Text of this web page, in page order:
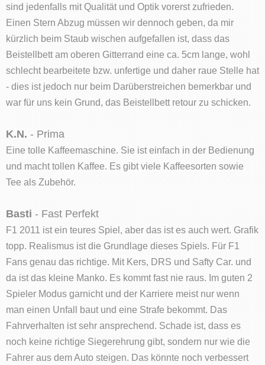
sind jedenfalls mit Qualität und Optik vorerst zufrieden.
Einen Stern Abzug müssen wir dennoch geben, da mir
kürzlich beim Staub wischen aufgefallen ist, dass das
Beistellbett am oberen Gitterrand eine ca. 5cm lange, wohl
schlecht bearbeitete bzw. unfertige und daher raue Stelle hat
- dies ist jedoch nur beim Darüberstreichen bemerkbar und
war für uns kein Grund, das Beistellbett retour zu schicken.
K.N. - Prima
Eine tolle Kaffeemaschine. Sie ist einfach in der Bedienung
und macht tollen Kaffee. Es gibt viele Kaffeesorten sowie
Tee als Zubehör.
Basti - Fast Perfekt
F1 2011 ist ein teures Spiel, aber das ist es auch wert. Grafik
topp. Realismus ist die Grundlage dieses Spiels. Für F1
Fans genau das richtige. Mit Kers, DRS und Safty Car. und
da ist das kleine Manko. Es kommt fast nie raus. Im guten 2
Spieler Modus garnicht und der Karriere meist nur wenn
man einen Unfall baut und eine Strafe bekommt. Das
Fahrverhalten ist sehr ansprechend. Schade ist, dass es
noch keine richtige Siegerehrung gibt, sondern nur wie die
Fahrer aus dem Auto steigen. Das könnte noch verbessert